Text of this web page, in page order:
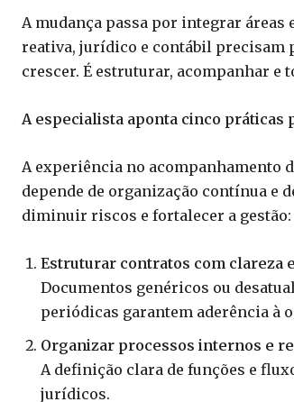
A mudança passa por integrar áreas
reativa, jurídico e contábil precisam
crescer. É estruturar, acompanhar e
A especialista aponta cinco
A experiência no acompanhamento
depende de organização contínua e
diminuir riscos e fortalecer a gestão:
Estruturar contratos com clareza
Documentos genéricos ou
periódicas garantem aderência à
Organizar processos internos e
A definição clara de funções e
jurídicos.